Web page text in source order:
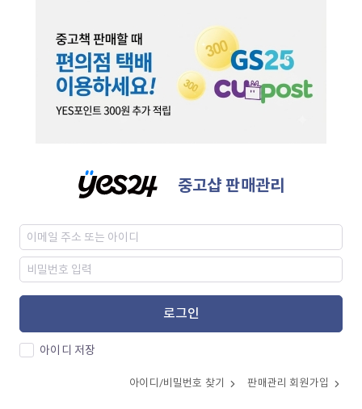
중고샵 판매관리
로그인
아이디 저장
아이디/비밀번호 찾기 판매관리 회원가입